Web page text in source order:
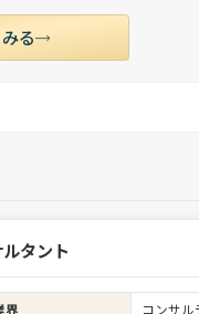
る
タント
界 コンサ